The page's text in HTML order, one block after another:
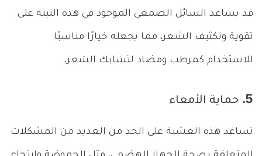
قد يساعد السائل الصمغي الموجود في هذه النبتة على
تقوية وتكثيف الشعر، مما يجعله خيارًا مناسبًا
للاستخدام كمرطب ومضاد لتشابك الشعر.
5. حماية الأمعاء
تساعد هذه العشبة على الحد من العديد من المشكلات